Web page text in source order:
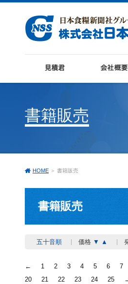
書籍販売
HOME ＞ 書籍販売
書籍販売
五十音順 価格 ▼ ▲
← 1 2 3 4 5 6 7
20
21 22 23 24 25